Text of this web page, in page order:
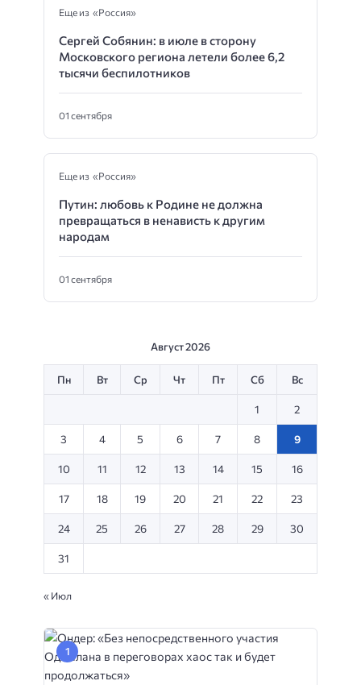
Еще из «Россия»
Сергей Собянин: в июле в сторону
Московского региона летели более 6,2
тысячи беспилотников
01 сентября
Еще из «Россия»
Путин: любовь к Родине не должна
превращаться в ненависть к другим
народам
01 сентября
Август 2026
Пн Вт Ср Чт Пт Сб Вс
1 2
3 4 5 6 7 8 9
10 11 12 13 14 15 16
17 18 19 20 21 22 23
24 25 26 27 28 29 30
31
« Июл